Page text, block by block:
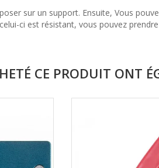
sur un support. Ensuite, Vous
ci est résistant, vous pouvez
CE PRODUIT ONT